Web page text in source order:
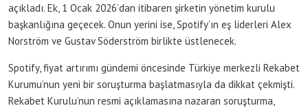
açıkladı. Ek, 1 Ocak 2026’dan itibaren şirketin yönetim kurulu
başkanlığına geçecek. Onun yerini ise, Spotify’ın eş liderleri Alex
Norström ve Gustav Söderström birlikte üstlenecek.
Spotify, fiyat artırımı gündemi öncesinde Türkiye merkezli Rekabet
Kurumu’nun yeni bir soruşturma başlatmasıyla da dikkat çekmişti.
Rekabet Kurulu’nun resmi açıklamasına nazaran soruşturma,